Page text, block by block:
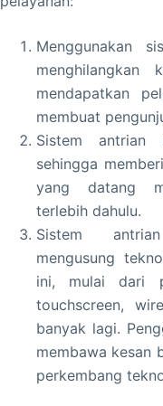
Menggunakan
mendapatkan
membuat
Sistem antrian
sehingga
yang datang
terlebih dahulu.
Sistem
mengusung
ini, mulai dari
touchscreen,
banyak lagi.
membawa kesan
perkembang